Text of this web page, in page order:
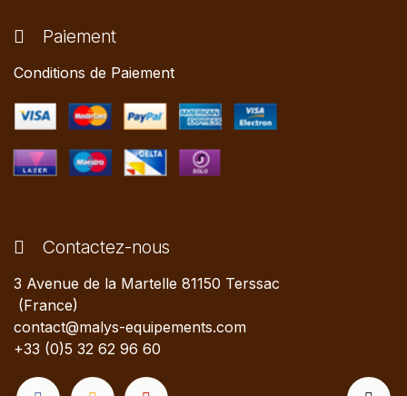
Paiement
Conditions de Paiement
Contactez-nous
3 Avenue de la Martelle 81150 Terssac
(France)
contact@malys-equipements.com
+33 (0)5 32 62 96 60